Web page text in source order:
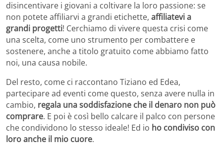
disincentivare i giovani a coltivare la loro passione: se
non potete affiliarvi a grandi etichette, affiliatevi a
grandi progetti! Cerchiamo di vivere questa crisi come
una scelta, come uno strumento per combattere e
sostenere, anche a titolo gratuito come abbiamo fatto
noi, una causa nobile.
Del resto, come ci raccontano Tiziano ed Edea,
partecipare ad eventi come questo, senza avere nulla in
cambio, regala una soddisfazione che il denaro non può
comprare. E poi è così bello calcare il palco con persone
che condividono lo stesso ideale! Ed io ho condiviso con
loro anche il mio cuore.